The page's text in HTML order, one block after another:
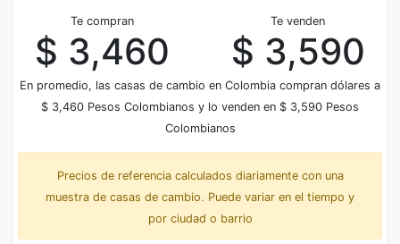
Te compran
$ 3,460
Te venden
$ 3,590
En promedio, las casas de cambio en Colombia compran dólares a
$ 3,460 Pesos Colombianos y lo venden en $ 3,590 Pesos
Colombianos
Precios de referencia calculados diariamente con una
muestra de casas de cambio. Puede variar en el tiempo y
por ciudad o barrio